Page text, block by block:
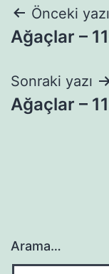
Yazı
Önceki yazı
Ağaçlar –
Sonraki yazı
Ağaçlar –
Arama…